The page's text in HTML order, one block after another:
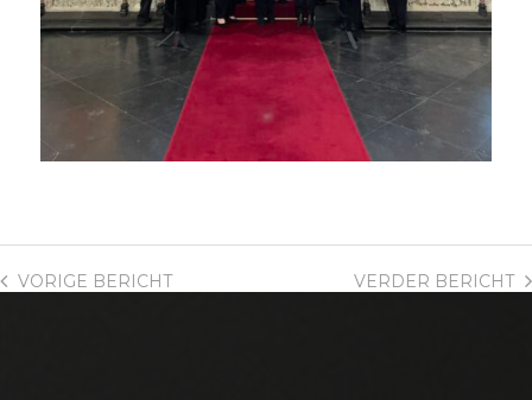
VERDER BERICHT
VORIGE BERICHT